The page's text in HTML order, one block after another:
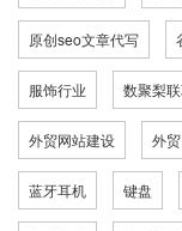
原创seo文章代写
服饰行业 数聚梨
外贸网站建设 外
蓝牙耳机 键盘